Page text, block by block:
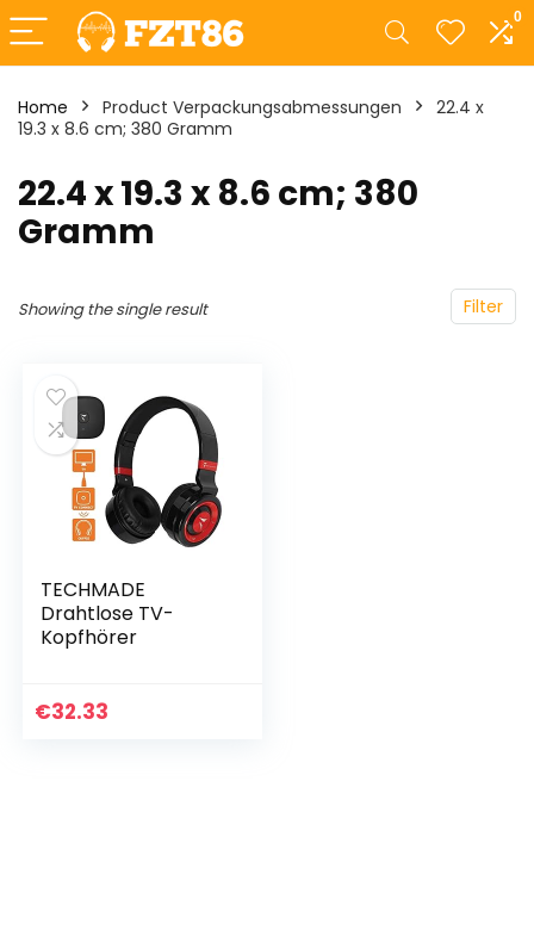
0
Home Product Verpackungsabmessungen
‎22.4 x
19.3 x 8.6 cm; 380 Gramm
‎22.4 x 19.3 x 8.6 cm; 380
Gramm
Filter
Showing the single result
TECHMADE
Drahtlose TV-
Kopfhörer
€32.33